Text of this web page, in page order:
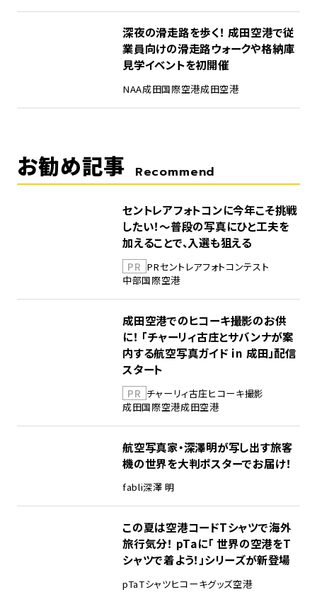
深夜の滑走路を歩く！ 成田空港で従
業員向けの滑走路ウォークや格納庫
見学イベントを初開催
NAA成田国際空港成田空港
お勧め記事 Recommend
セントレアフォトコンに今年こそ挑戦
したい！～普段の写真にひと工夫を
加えることで、入選も狙える
PR PRセントレアフォトコンテスト
中部国際空港
成田空港でのヒコーキ撮影のお供
に！ 「チャーリィ古庄とサバンナが案
内する航空写真ガイド in 成田」配信
スタート
PR チャーリィ古庄ヒコーキ撮影
成田国際空港成田空港
航空写真家・深澤明が写し出す旅客
機の世界を大判ポスターでお届け！
fabli深澤 明
この夏は空港コードTシャツで海外
旅行気分！ pTaに「 世界の空港をT
シャツで着よう！」シリーズが新登場
pTaTシャツヒコーキグッズ空港